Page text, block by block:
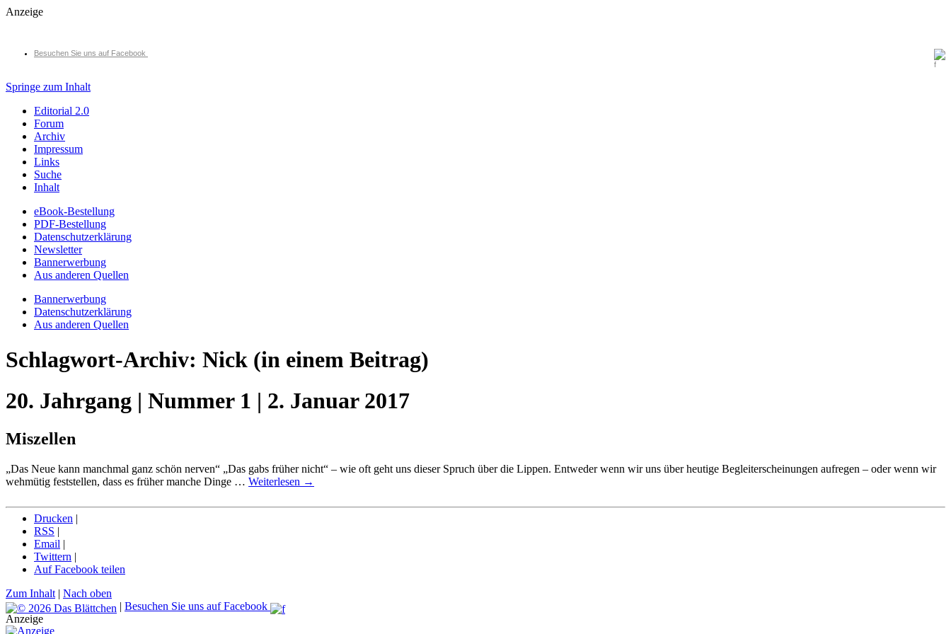
Anzeige
Besuchen Sie uns auf Facebook
Springe zum Inhalt
Editorial 2.0
Forum
Archiv
Impressum
Links
Suche
Inhalt
eBook-Bestellung
PDF-Bestellung
Datenschutzerklärung
Newsletter
Bannerwerbung
Aus anderen Quellen
Bannerwerbung
Datenschutzerklärung
Aus anderen Quellen
Schlagwort-Archiv: Nick (in einem Beitrag)
20. Jahrgang | Nummer 1 | 2. Januar 2017
Miszellen
„Das Neue kann manchmal ganz schön nerven“ „Das gabs früher nicht“ – wie oft geht uns dieser Spruch über die Lippen. Entweder wenn wir uns über heutige Begleiterscheinungen aufregen – oder wenn wir
wehmütig feststellen, dass es früher manche Dinge … Weiterlesen →
Drucken |
RSS |
Email |
Twittern |
Auf Facebook teilen
Zum Inhalt | Nach oben
| Besuchen Sie uns auf Facebook
Anzeige